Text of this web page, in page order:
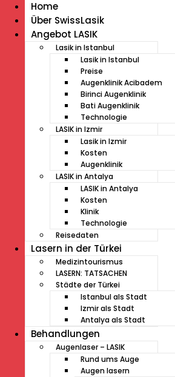
Home
Über SwissLasik
Angebot LASIK
Lasik in Istanbul
Lasik in Istanbul
Preise
Augenklinik Acibadem
Birinci Augenklinik
Bati Augenklinik
Technologie
LASIK in Izmir
Lasik in Izmir
Kosten
Augenklinik
LASIK in Antalya
LASIK in Antalya
Kosten
Klinik
Technologie
Reisedaten
Lasern in der Türkei
Medizintourismus
LASERN: TATSACHEN
Städte der Türkei
Istanbul als Stadt
Izmir als Stadt
Antalya als Stadt
Behandlungen
Augenlaser – LASIK
Rund ums Auge
Augen lasern